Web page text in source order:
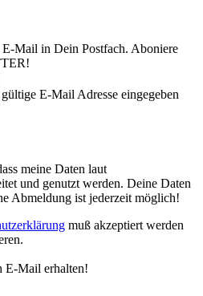
Mail in Dein Postfach. Aboniere
E-Mail Adresse eingegeben
meine Daten laut
und genutzt werden. Deine Daten
Abmeldung ist jederzeit möglich!
muß akzeptiert werden
E-Mail erhalten!